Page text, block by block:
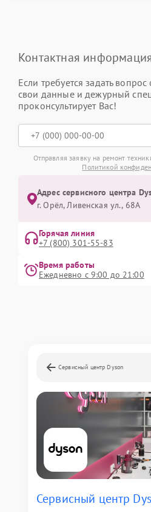
Контактная информация
Если требуется задать вопрос
свои данные и дежурный
проконсультирует Вас!
Отправляя заявку на ремонт
Политикой
Адрес сервисного центра
г. Орёл, Ливенская ул., 68А
Горячая линия
+7 (800) 301-55-83
Время работы
Ежедневно с 9:00 до 21:00
Сервисный центр Dyson
Сервисный центр